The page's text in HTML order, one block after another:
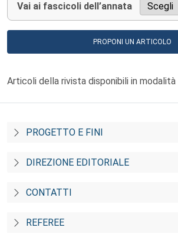
Vai ai fascicoli dell’annata
PROPONI UN ARTICOLO
Articoli della rivista disponibili in modalità
PROGETTO E FINI
DIREZIONE EDITORIALE
CONTATTI
REFEREE